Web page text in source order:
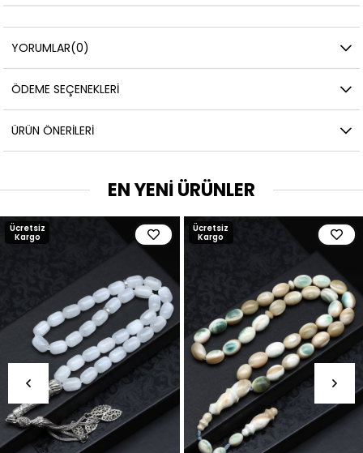
YORUMLAR(0)
ÖDEME SEÇENEKLERI
ÜRÜN ÖNERILERI
EN YENİ ÜRÜNLER
Ücretsiz
Kargo
Ücretsiz
Kargo